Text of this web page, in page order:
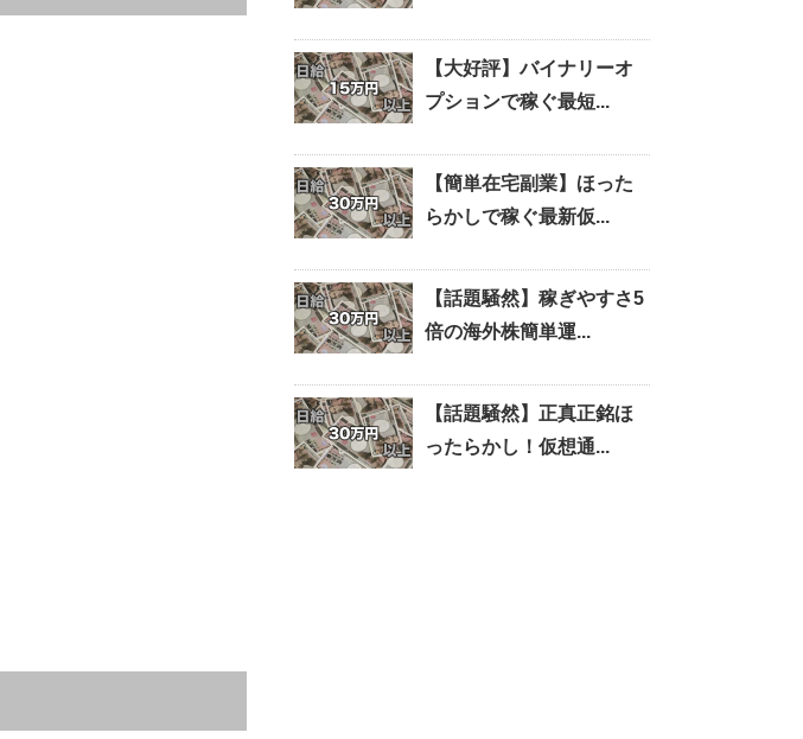
【大好評】バイナリーオ
プションで稼ぐ最短...
【簡単在宅副業】ほった
らかしで稼ぐ最新仮...
【話題騒然】稼ぎやすさ5
倍の海外株簡単運...
【話題騒然】正真正銘ほ
ったらかし！仮想通...